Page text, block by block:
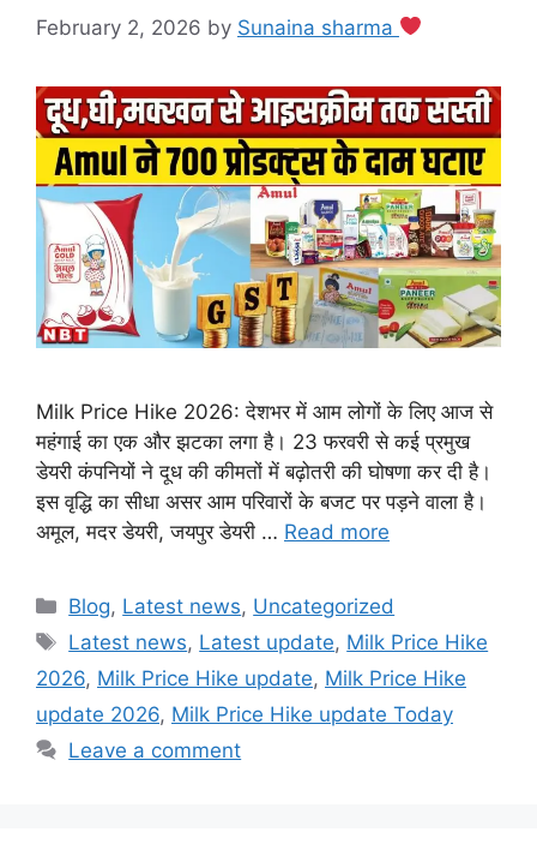
February 2, 2026 by Sunaina sharma
Milk Price Hike 2026: देशभर में आम लोगों के लिए आज से
महंगाई का एक और झटका लगा है। 23 फरवरी से कई प्रमुख
डेयरी कंपनियों ने दूध की कीमतों में बढ़ोतरी की घोषणा कर दी है।
इस वृद्धि का सीधा असर आम परिवारों के बजट पर पड़ने वाला है।
अमूल, मदर डेयरी, जयपुर डेयरी … Read more
Categories
Blog, Latest news, Uncategorized
Tags
Latest news, Latest update, Milk Price Hike
2026, Milk Price Hike update, Milk Price Hike
update 2026, Milk Price Hike update Today
Leave a comment